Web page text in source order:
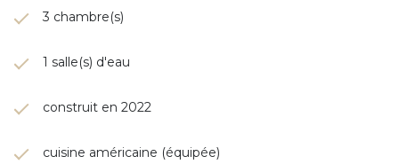
3 chambre(s)
1 salle(s) d'eau
construit en 2022
cuisine américaine (équipée)